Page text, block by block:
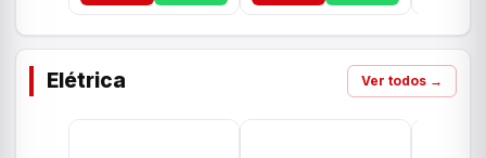
Elétrica Ver todos →